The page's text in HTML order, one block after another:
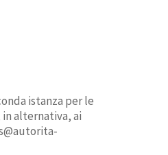
istanza per le
in alternativa, ai